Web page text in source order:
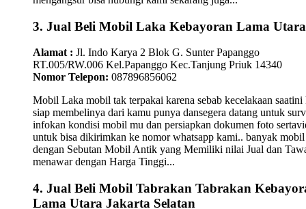
3. Jual Beli Mobil Laka Kebayoran Lama Utara
Alamat : Jl. Indo Karya 2 Blok G. Sunter Papanggo
RT.005/RW.006 Kel.Papanggo Kec.Tanjung Priuk 14340
Nomor Telepon: 087896856062
Mobil Laka mobil tak terpakai karena sebab kecelakaan saatini
siap membelinya dari kamu punya dansegera datang untuk
infokan kondisi mobil mu dan persiapkan dokumen foto
untuk bisa dikirimkan ke nomor whatsapp kami.. banyak mobil
dengan Sebutan Mobil Antik yang Memiliki nilai Jual dan
menawar dengan Harga Tinggi...
4. Jual Beli Mobil Tabrakan Tabrakan
Lama Utara Jakarta Selatan